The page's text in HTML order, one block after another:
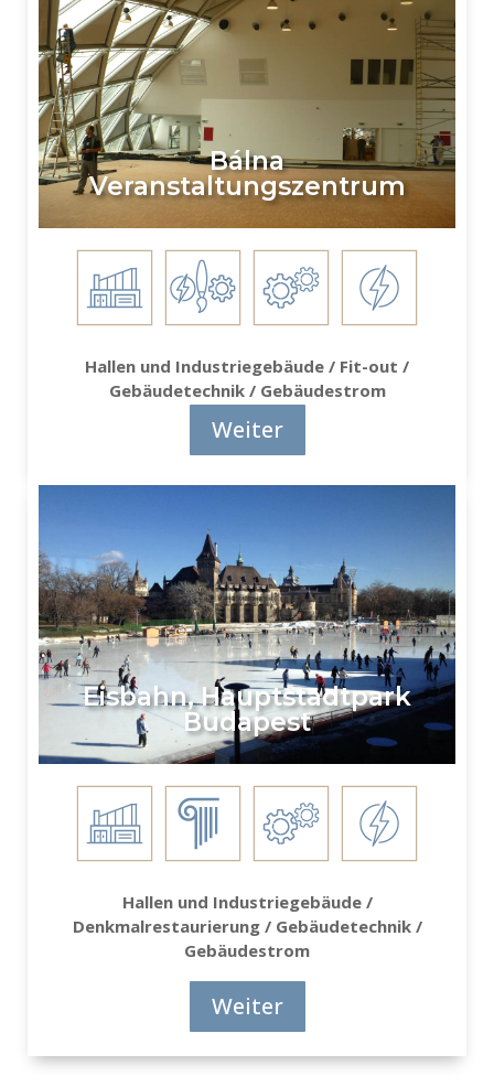
Bálna
Veranstaltungszentrum
Hallen und Industriegebäude / Fit-out /
Gebäudetechnik / Gebäudestrom
Weiter
Eisbahn, Hauptstadtpark
Budapest
Hallen und Industriegebäude /
Denkmalrestaurierung / Gebäudetechnik /
Gebäudestrom
Weiter